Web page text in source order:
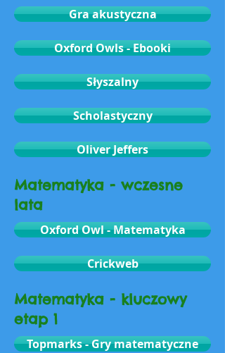
Gra akustyczna
Oxford Owls - Ebooki
Słyszalny
Scholastyczny
Oliver Jeffers
Matematyka - wczesne
lata
Oxford Owl - Matematyka
Crickweb
Matematyka - kluczowy
etap 1
Topmarks - Gry matematyczne